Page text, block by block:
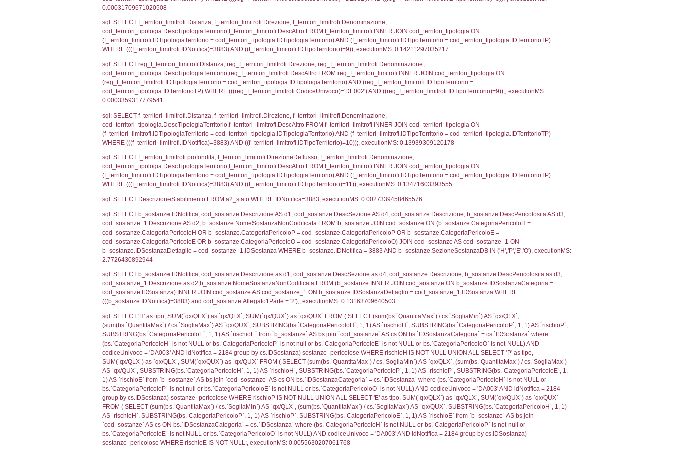
el_comuni.IstProvincia = el_province.IstProvincia) INNER JOIN el_regioni ON el_province.IstRegione =
el_comuni.IstComune WHERE (((f_confini.IDNotifica)=3883));, executionMS: 0.00054717063903809
sql: SELECT group_concat(f_territori_limitrofi.DescAltro SEPARATOR '; ') AS DescAltro,
cod_territori_tipologia.IDTerritorioTP ) WHERE ( ((f_territori_limitrofi.IDNotifica) = 3883 ) AND
cod_territori_tipologia.DescTipologiaTerritorio, executionMS: 0.10069417953491
cod_territori_tipologia.DescTipologiaTerritorio FROM f_territori_limitrofi INNER JOIN cod_territori_tipologia ON
cod_territori_tipologia.IDTipologiaTerritorio) AND (f_territori_limitrofi.IDTipoTerritorio =
AND ((f_territori_limitrofi.IDTipoTerritorio)=2)), executionMS: 0.14191794395447
sql: SELECT f_territori_limitrofi.Distanza, f_territori_limitrofi.Direzione, f_territori_limitrofi.Denominazione,
f_territori_limitrofi.DescAltro FROM f_territori_limitrofi INNER JOIN cod_territori_tipologia ON
cod_territori_tipologia.IDTipologiaTerritorio) AND (f_territori_limitrofi.IDTipoTerritorio =
AND ((f_territori_limitrofi.IDTipoTerritorio)=3)), executionMS: 0.13695693016052
sql: SELECT f_territori_limitrofi.Distanza, f_territori_limitrofi.Direzione, f_territori_limitrofi.Denominazione,
cod_territori_tipologia.DescTipologiaTerritorio,f_territori_limitrofi.DescAltro FROM f_territori_limitrofi INNER JOIN
WHERE (((f_territori_limitrofi.IDNotifica)=3883) AND ((f_territori_limitrofi.IDTipoTerritorio)=4)), executionMS:
sql: SELECT f_territori_limitrofi.Distanza, f_territori_limitrofi.Direzione, f_territori_limitrofi.Denominazione,
f_territori_limitrofi.DescAltro FROM f_territori_limitrofi INNER JOIN cod_territori_tipologia ON
cod_territori_tipologia.IDTipologiaTerritorio) AND (f_territori_limitrofi.IDTipoTerritorio =
AND ((f_territori_limitrofi.IDTipoTerritorio)=5)), executionMS: 0.14506196975708
sql: SELECT f_territori_limitrofi.Distanza, f_territori_limitrofi.Direzione, f_territori_limitrofi.Denominazione,
cod_territori_tipologia.DescTipologiaTerritorio,f_territori_limitrofi.DescAltro FROM f_territori_limitrofi INNER JOIN
(f_territori_limitrofi.IDTipologiaTerritorio = cod_territori_tipologia.IDTipologiaTerritorio) AND
WHERE (((f_territori_limitrofi.IDNotifica)=3883) AND ((f_territori_limitrofi.IDTipoTerritorio)=6)), executionMS:
sql: SELECT f_territori_limitrofi.Distanza, f_territori_limitrofi.Direzione, f_territori_limitrofi.Denominazione,
cod_territori_tipologia.DescTipologiaTerritorio,f_territori_limitrofi.DescAltro FROM f_territori_limitrofi INNER JOIN